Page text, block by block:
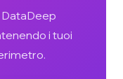
i tuoi